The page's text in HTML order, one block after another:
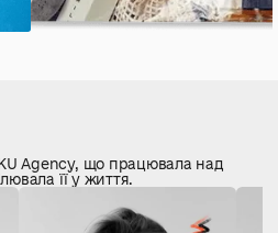
Agency, що працювала над
її у життя.